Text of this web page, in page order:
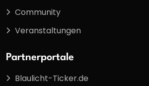
Community
Veranstaltungen
Partnerportale
Blaulicht-Ticker.de